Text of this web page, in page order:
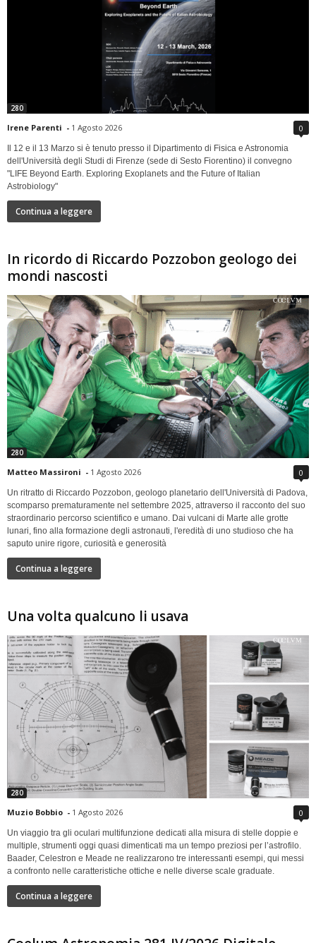
280
Irene Parenti - 1 Agosto 2026 0
Il 12 e il 13 Marzo si è tenuto presso il Dipartimento di Fisica e Astronomia
dell'Università degli Studi di Firenze (sede di Sesto Fiorentino) il convegno
"LIFE Beyond Earth. Exploring Exoplanets and the Future of Italian
Astrobiology"
Continua a leggere
In ricordo di Riccardo Pozzobon geologo dei
mondi nascosti
280
Matteo Massironi - 1 Agosto 2026 0
Un ritratto di Riccardo Pozzobon, geologo planetario dell'Università di Padova,
scomparso prematuramente nel settembre 2025, attraverso il racconto del suo
straordinario percorso scientifico e umano. Dai vulcani di Marte alle grotte
lunari, fino alla formazione degli astronauti, l'eredità di uno studioso che ha
saputo unire rigore, curiosità e generosità
Continua a leggere
Una volta qualcuno li usava
280
Muzio Bobbio - 1 Agosto 2026 0
Un viaggio tra gli oculari multifunzione dedicati alla misura di stelle doppie e
multiple, strumenti oggi quasi dimenticati ma un tempo preziosi per l’astrofilo.
Baader, Celestron e Meade ne realizzarono tre interessanti esempi, qui messi
a confronto nelle caratteristiche ottiche e nelle diverse scale graduate.
Continua a leggere